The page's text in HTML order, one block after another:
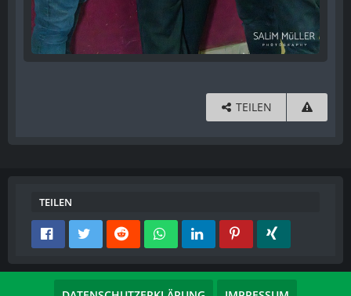
TEILEN
TEILEN